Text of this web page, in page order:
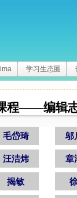
学习生态圈
程——编辑
毛岱琦 邬
汪洁炜 章
揭敏